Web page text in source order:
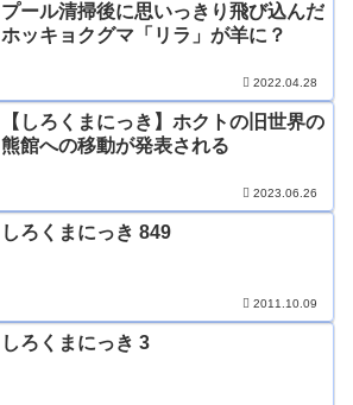
プール清掃後に思いっきり飛び込んだ
ホッキョクグマ「リラ」が羊に？
2022.04.28
【しろくまにっき】ホクトの旧世界の
熊館への移動が発表される
2023.06.26
しろくまにっき 849
2011.10.09
しろくまにっき 3